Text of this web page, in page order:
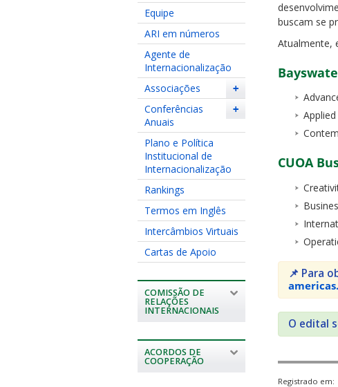
Equipe
ARI em números
Agente de
Internacionalização
+
Associações
+
Conferências
Anuais
Plano e Política
Institucional de
Internacionalização
Rankings
Termos em Inglês
Intercâmbios Virtuais
Cartas de Apoio
COMISSÃO DE
RELAÇÕES
INTERNACIONAIS
ACORDOS DE
COOPERAÇÃO
buscam se
Atualmente,
CUOA
📌 Para
O edital
Registrado em: